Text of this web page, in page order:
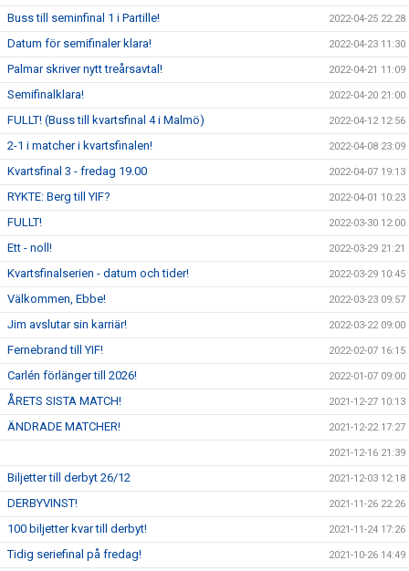
Buss till seminfinal 1 i Partille! 2022-04-25 22:28
Datum för semifinaler klara! 2022-04-23 11:30
Palmar skriver nytt treårsavtal! 2022-04-21 11:09
Semifinalklara! 2022-04-20 21:00
FULLT! (Buss till kvartsfinal 4 i Malmö) 2022-04-12 12:56
2-1 i matcher i kvartsfinalen! 2022-04-08 23:09
Kvartsfinal 3 - fredag 19.00 2022-04-07 19:13
RYKTE: Berg till YIF? 2022-04-01 10:23
FULLT! 2022-03-30 12:00
Ett - noll! 2022-03-29 21:21
Kvartsfinalserien - datum och tider! 2022-03-29 10:45
Välkommen, Ebbe! 2022-03-23 09:57
Jim avslutar sin karriär! 2022-03-22 09:00
Fernebrand till YIF! 2022-02-07 16:15
Carlén förlänger till 2026! 2022-01-07 09:00
ÅRETS SISTA MATCH! 2021-12-27 10:13
ÄNDRADE MATCHER! 2021-12-22 17:27
2021-12-16 21:39
Biljetter till derbyt 26/12 2021-12-03 12:18
DERBYVINST! 2021-11-26 22:26
100 biljetter kvar till derbyt! 2021-11-24 17:26
Tidig seriefinal på fredag! 2021-10-26 14:49